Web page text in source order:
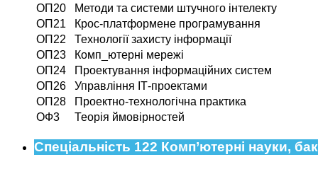
ОП20
Методи та системи штучного інтелекту
ОП21
Крос-платформене програмування
ОП22
Технології захисту інформації
ОП23
Комп_ютерні мережі
ОП24
Проектування інформаційних систем
ОП26
Управління ІТ-проектами
ОП28
Проектно-технологічна практика
ОФ3
Теорія ймовірностей
Спеціальність 122 Комп’ютерні науки,